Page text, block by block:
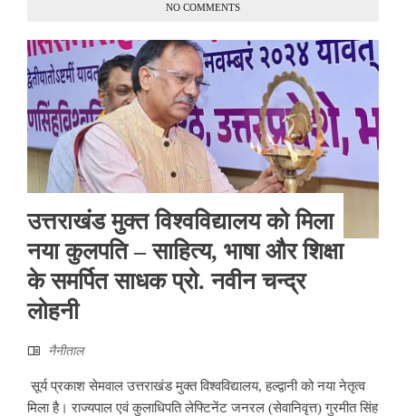
NO COMMENTS
उत्तराखंड मुक्त विश्वविद्यालय को मिला
नया कुलपति – साहित्य, भाषा और शिक्षा
के समर्पित साधक प्रो. नवीन चन्द्र
लोहनी
नैनीताल
सूर्य प्रकाश सेमवाल उत्तराखंड मुक्त विश्वविद्यालय, हल्द्वानी को नया नेतृत्व
मिला है। राज्यपाल एवं कुलाधिपति लेफ्टिनेंट जनरल (सेवानिवृत्त) गुरमीत सिंह